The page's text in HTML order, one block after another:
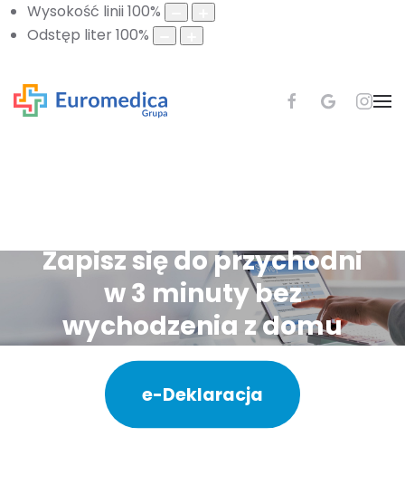
Wysokość linii 100%
Odstęp liter100%
Zapisz się do przychodni
w 3 minuty bez
wychodzenia z domu
e-Deklaracja